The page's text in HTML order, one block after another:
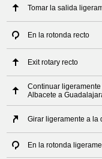
Tomar la salida
En la rotonda recto
Exit rotary recto
Continuar
Albacete a
Girar ligeramente a la
En la rotonda